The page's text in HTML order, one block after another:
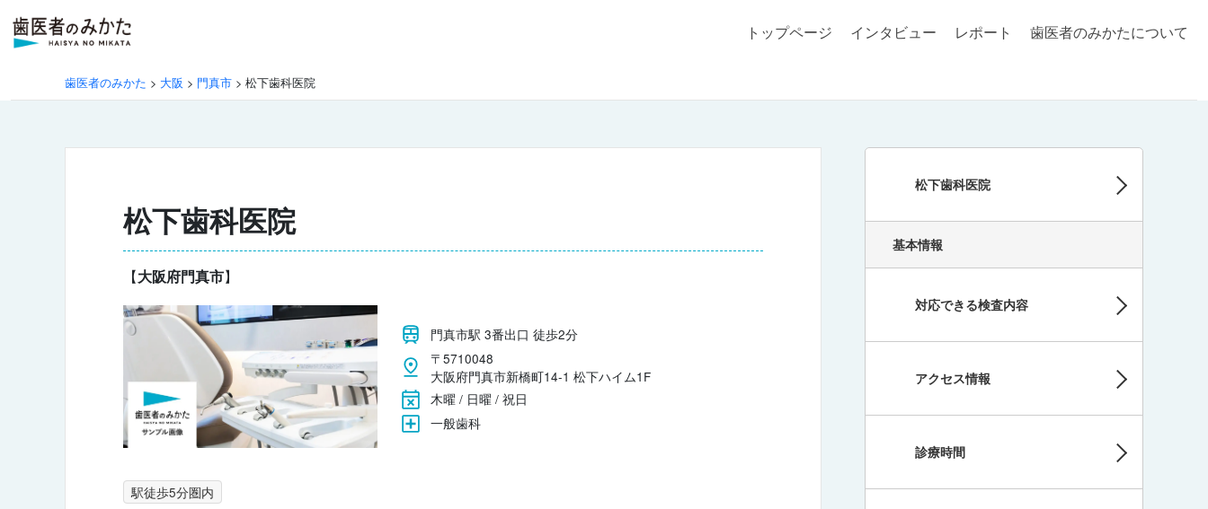
トップページ インタビュー レポート 歯医者のみかたについて
歯医者のみかた > 大阪 > 門真市 > 松下歯科医院
松下歯科医院
【大阪府門真市】
門真市駅 3番出口 徒歩2分
〒5710048
大阪府門真市新橋町14-1 松下ハイム1F
木曜 / 日曜 / 祝日
一般歯科
駅徒歩5分圏内
松下歯科医院
基本情報
対応できる検査内容
アクセス情報
診療時間